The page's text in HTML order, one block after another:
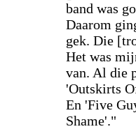
band was
Daarom
gek. Die
Het was
van. Al die
'Outskirts
En 'Five
Shame'."